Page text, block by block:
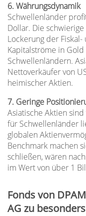
6. Währungsdynamik
Schwellenländer
Dollar. Die
Lockerung der
Kapitalströme in
Schwellenländern.
Nettoverkäufer von
heimischer Aktien.
7. Geringe
Asiatische Aktien
für Schwellenländer
globalen
Benchmark machen
schließen, wären
im Wert von über 1
Fonds von
AG zu